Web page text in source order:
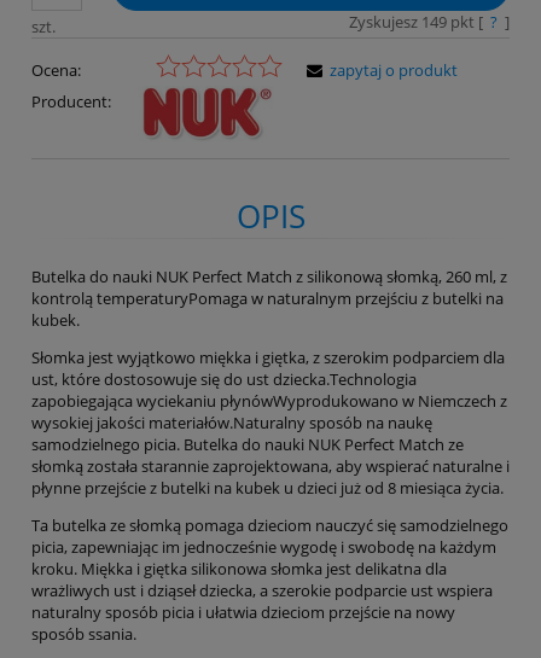
szt. Zyskujesz 149pkt [ ? ]
Ocena:
Producent:
zapytaj o produkt
OPIS
Butelka do nauki NUK Perfect Match z silikonową słomką, 260 ml, z
kontrolą temperaturyPomaga w naturalnym przejściu z butelki na
kubek.
Słomka jest wyjątkowo miękka i giętka, z szerokim podparciem dla
ust, które dostosowuje się do ust dziecka.Technologia
zapobiegająca wyciekaniu płynówWyprodukowano w Niemczech z
wysokiej jakości materiałów.Naturalny sposób na naukę
samodzielnego picia. Butelka do nauki NUK Perfect Match ze
słomką została starannie zaprojektowana, aby wspierać naturalne i
płynne przejście z butelki na kubek u dzieci już od 8 miesiąca życia.
Ta butelka ze słomką pomaga dzieciom nauczyć się samodzielnego
picia, zapewniając im jednocześnie wygodę i swobodę na każdym
kroku. Miękka i giętka silikonowa słomka jest delikatna dla
wrażliwych ust i dziąseł dziecka, a szerokie podparcie ust wspiera
naturalny sposób picia i ułatwia dzieciom przejście na nowy
sposób ssania.